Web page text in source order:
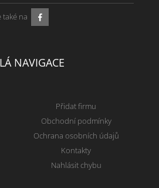
také na
NAVIGACE
Přidat firmu
Obchodní podmínky
Ochrana osobních údajů
Kontakty
Nahlásit chybu